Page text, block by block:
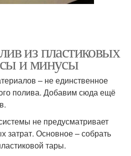
из пластиковых
и минусы
– не единственное
полива. Добавим сюда ещё
не предусматривает
затрат. Основное – собрать
тары.